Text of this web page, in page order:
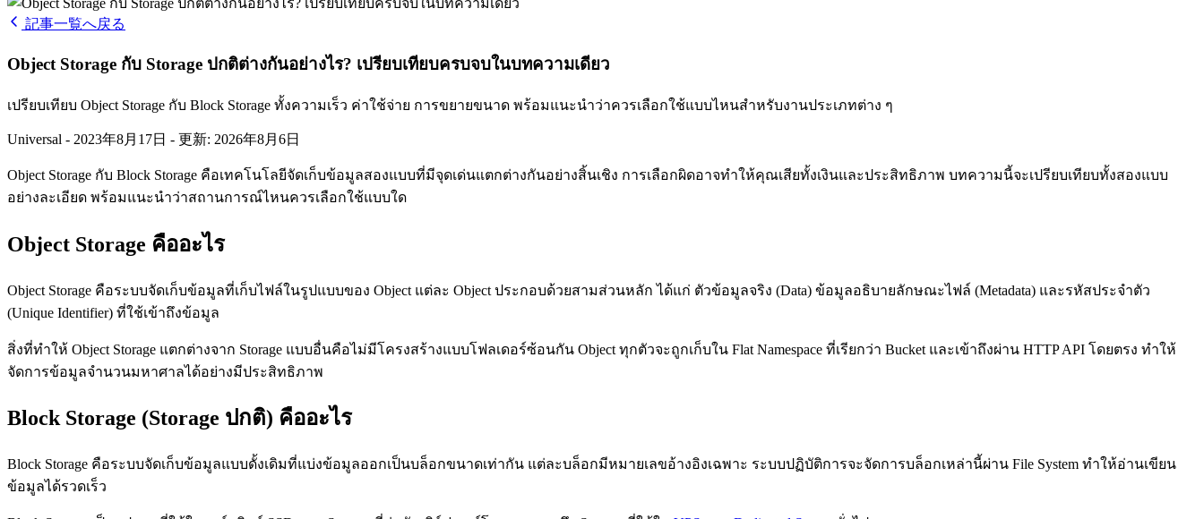
記事一覧へ戻る
Object Storage กับ Storage ปกติต่างกันอย่างไร? เปรียบเทียบครบจบในบทความเดียว
เปรียบเทียบ Object Storage กับ Block Storage ทั้งความเร็ว ค่าใช้จ่าย การขยายขนาด พร้อมแนะนำว่าควรเลือกใช้แบบไหนสำหรับงานประเภทต่าง ๆ
Universal - 2023年8月17日 - 更新: 2026年8月6日
Object Storage กับ Block Storage คือเทคโนโลยีจัดเก็บข้อมูลสองแบบที่มีจุดเด่นแตกต่างกันอย่างสิ้นเชิง การเลือกผิดอาจทำให้คุณเสียทั้งเงินและประสิทธิภาพ บทความนี้จะเปรียบเทียบทั้งสองแบบ
อย่างละเอียด พร้อมแนะนำว่าสถานการณ์ไหนควรเลือกใช้แบบใด
Object Storage คืออะไร
Object Storage คือระบบจัดเก็บข้อมูลที่เก็บไฟล์ในรูปแบบของ Object แต่ละ Object ประกอบด้วยสามส่วนหลัก ได้แก่ ตัวข้อมูลจริง (Data) ข้อมูลอธิบายลักษณะไฟล์ (Metadata) และรหัสประจำตัว
(Unique Identifier) ที่ใช้เข้าถึงข้อมูล
สิ่งที่ทำให้ Object Storage แตกต่างจาก Storage แบบอื่นคือไม่มีโครงสร้างแบบโฟลเดอร์ซ้อนกัน Object ทุกตัวจะถูกเก็บใน Flat Namespace ที่เรียกว่า Bucket และเข้าถึงผ่าน HTTP API โดยตรง ทำให้
จัดการข้อมูลจำนวนมหาศาลได้อย่างมีประสิทธิภาพ
Block Storage (Storage ปกติ) คืออะไร
Block Storage คือระบบจัดเก็บข้อมูลแบบดั้งเดิมที่แบ่งข้อมูลออกเป็นบล็อกขนาดเท่ากัน แต่ละบล็อกมีหมายเลขอ้างอิงเฉพาะ ระบบปฏิบัติการจะจัดการบล็อกเหล่านี้ผ่าน File System ทำให้อ่านเขียน
ข้อมูลได้รวดเร็ว